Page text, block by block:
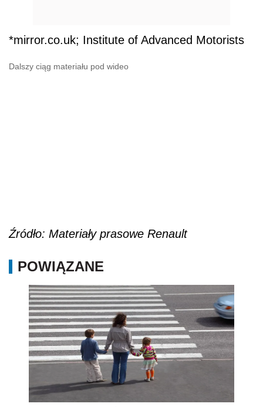
*mirror.co.uk; Institute of Advanced Motorists
Dalszy ciąg materiału pod wideo
Źródło: Materiały prasowe Renault
POWIĄZANE